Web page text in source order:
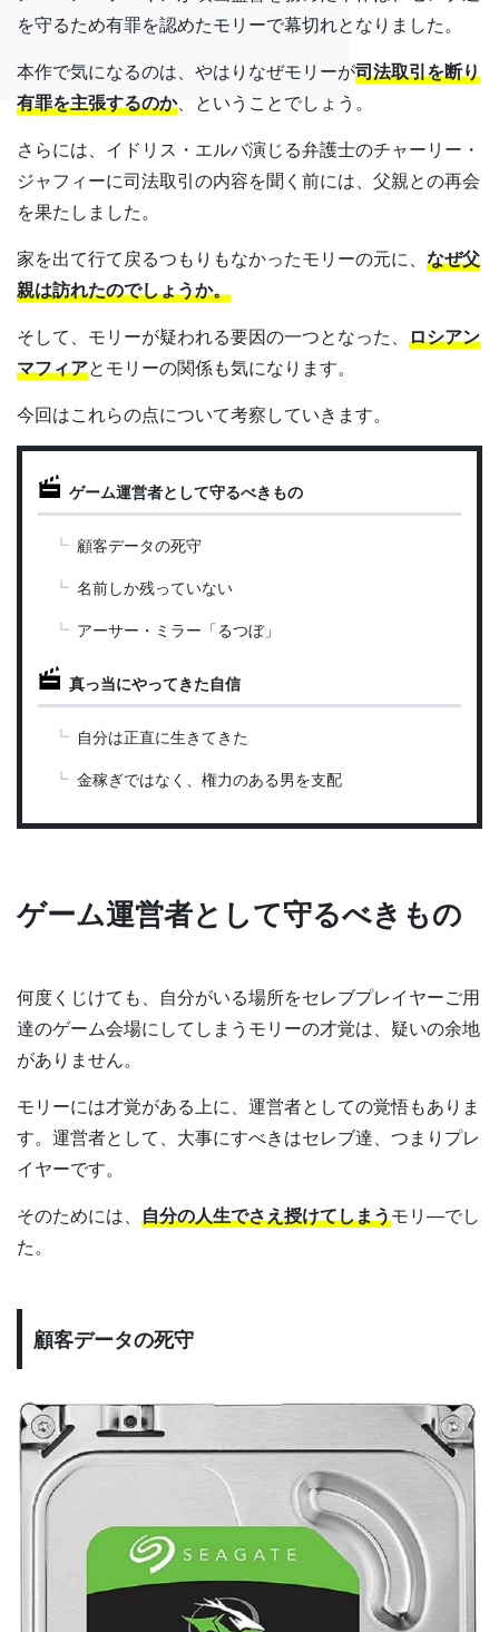
を守るため有罪を認めたモリーで幕切れとなりました。
本作で気になるのは、やはりなぜモリーが司法取引を断り
有罪を主張するのか、ということでしょう。
さらには、イドリス・エルバ演じる弁護士のチャーリー・
ジャフィーに司法取引の内容を聞く前には、父親との再会
を果たしました。
家を出て行て戻るつもりもなかったモリーの元に、 なぜ父
親は訪れたのでしょうか。
そして、モリーが疑われる要因の一つとなった、 ロシアン
マフィアとモリーの関係も気になります。
今回はこれらの点について考察していきます。
ゲーム運営者として守るべきもの
顧客データの死守
名前しか残っていない
アーサー・ミラー「るつぼ」
真っ当にやってきた自信
自分は正直に生きてきた
金稼ぎではなく、権力のある男を支配
ゲーム運営者として守るべきもの
何度くじけても、自分がいる場所をセレブプレイヤーご用
達のゲーム会場にしてしまうモリーの才覚は、疑いの余地
がありません。
モリーには才覚がある上に、運営者としての覚悟もありま
す。運営者として、大事にすべきはセレブ達、つまりプレ
イヤーです。
そのためには、 自分の人生でさえ授けてしまうモリ―でし
た。
顧客データの死守